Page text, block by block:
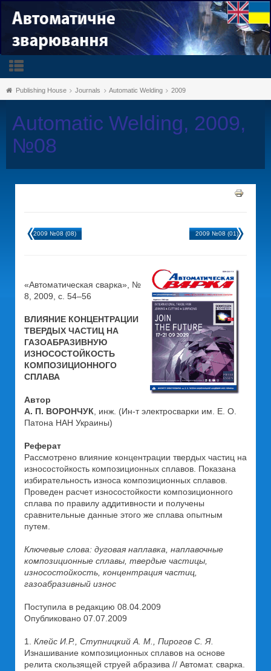
Publishing House Journals Automatic Welding 2009
Automatic Welding, 2009,
№08
2009 №08 (08) 2009 №08 (01)
«Автоматическая сварка», №
8, 2009, с. 54–56
ВЛИЯНИЕ КОНЦЕНТРАЦИИ
ТВЕРДЫХ ЧАСТИЦ НА
ГАЗОАБРАЗИВНУЮ
ИЗНОСОСТОЙКОСТЬ
КОМПОЗИЦИОННОГО
СПЛАВА
Автор
А. П. ВОРОНЧУК , инж. (Ин-т электросварки им. Е. О.
Патона НАН Украины)
Реферат
Рассмотрено влияние концентрации твердых частиц на
износостойкость композиционных сплавов. Показана
избирательность износа композиционных сплавов.
Проведен расчет износостойкости композиционного
сплава по правилу аддитивности и получены
сравнительные данные этого же сплава опытным
путем.
Ключевые слова: дуговая наплавка, наплавочные
композиционные сплавы, твердые частицы,
износостойкость, концентрация частиц,
газоабразивный износ
Поступила в редакцию 08.04.2009
Опубликовано 07.07.2009
1. Клейс И.Р., Ступницкий А. М., Пирогов С. Я.
Изнашивание композиционных сплавов на основе
релита скользящей струей абразива // Автомат. сварка.